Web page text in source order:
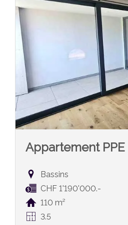
Appartement PPE
Bassins
CHF 1'190'000.-
110 m²
3.5